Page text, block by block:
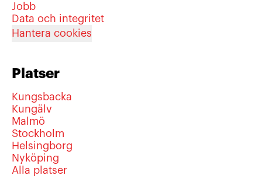
Jobb
Data och integritet
Hantera cookies
Platser
Kungsbacka
Kungälv
Malmö
Stockholm
Helsingborg
Nyköping
Alla platser